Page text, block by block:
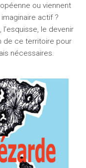
ou viennent
actif ?
le devenir
de ce territoire pour
nécessaires.